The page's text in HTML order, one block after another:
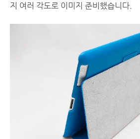
지 여러 각도로 이미지 준비했습니다.